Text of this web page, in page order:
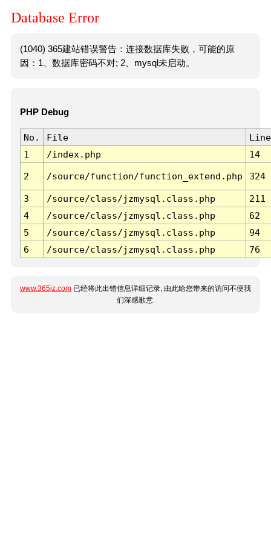
Database Error
(1040) 365建站错误警告：连接数据库失败，可能的原
因：1、数据库密码不对; 2、mysql未启动。
PHP Debug
No. File
Line
1
/index.php 14
2 /source/function/function_extend.php 324
3 /source/class/jzmysql.class.php
211
4
/source/class/jzmysql.class.php
62
5
/source/class/jzmysql.class.php
94
6
/source/class/jzmysql.class.php 76
www.365jz.com 已经将此出错信息详细记录, 由此给您带来的访问不便我
们深感歉意.